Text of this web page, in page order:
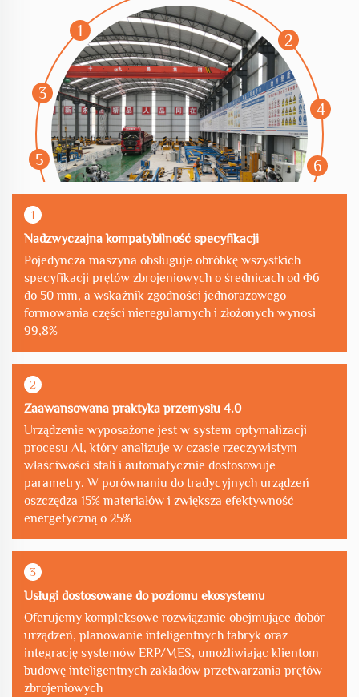
1
2
3
4
5 6
1
Nadzwyczajna kompatybilność specyfikacji
Pojedyncza maszyna obsługuje obróbkę wszystkich
specyfikacji prętów zbrojeniowych o średnicach od Φ6
do 50 mm, a wskaźnik zgodności jednorazowego
formowania części nieregularnych i złożonych wynosi
99,8%
2
Zaawansowana praktyka przemysłu 4.0
Urządzenie wyposażone jest w system optymalizacji
procesu AI, który analizuje w czasie rzeczywistym
właściwości stali i automatycznie dostosowuje
parametry. W porównaniu do tradycyjnych urządzeń
oszczędza 15% materiałów i zwiększa efektywność
energetyczną o 25%
3
Usługi dostosowane do poziomu ekosystemu
Oferujemy kompleksowe rozwiązanie obejmujące dobór
urządzeń, planowanie inteligentnych fabryk oraz
integrację systemów ERP/MES, umożliwiając klientom
budowę inteligentnych zakładów przetwarzania prętów
zbrojeniowych